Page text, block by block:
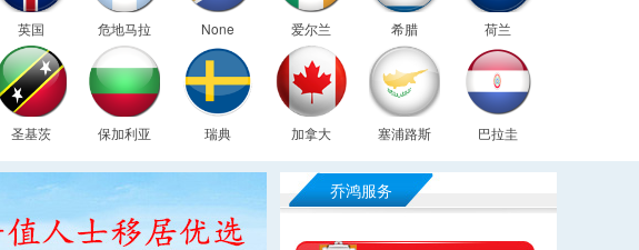
英国 危地马拉 None 爱尔兰 希腊 荷兰
圣基茨 保加利亚 瑞典 加拿大 塞浦路斯 巴拉圭
乔鸿服务